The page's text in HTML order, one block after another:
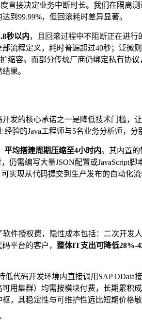
直接决定业务中断时长。我们在隔离
到99.99%，但回滚耗时差异显著。
秒以内，且回滚过程中不阻断正在进
流程定义，耗时普遍超过40秒；泛微
缩容。而部分传统厂商仍绑定私有协
果。
发的核心承诺之一是降低技术门槛，
验的Java工程师与5名业务分析师，
平均搭建周期压缩至4小时内。其内置
仍需编写大量JSON配置或JavaScript
实现从代码提交到生产发布的自动
件授权费，隐性成本包括：二次开
平台的客户， 整体IT支出可降低28%-
代码开发环境内直接调用SAP OData
用集群）均需按模块付费，长期累积
，其稳定性与可维护性远比短期价格敏